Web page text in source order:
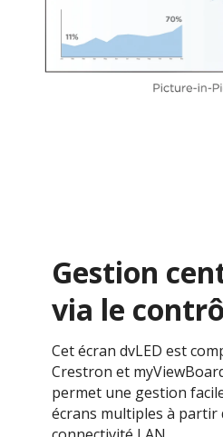
Gestion
via le
Cet écran dvLED est
Crestron et
permet une gestion
écrans multiples à partir